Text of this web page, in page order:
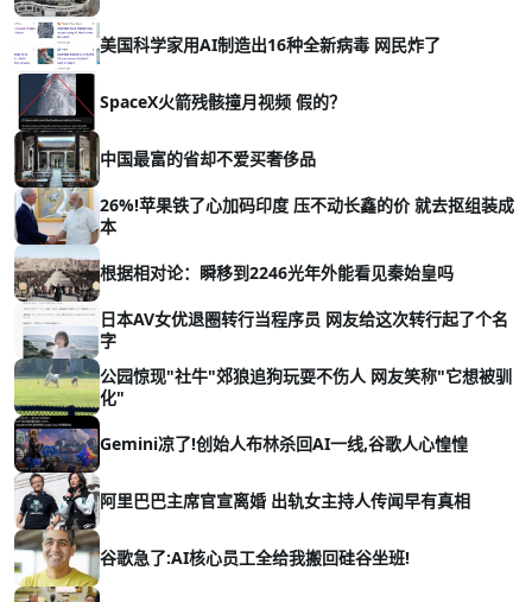
美国科学家用AI制造出16种全新病毒 网民炸了
SpaceX火箭残骸撞月视频 假的？
中国最富的省却不爱买奢侈品
26%!苹果铁了心加码印度 压不动长鑫的价 就去抠组装成
本
根据相对论：瞬移到2246光年外能看见秦始皇吗
日本AV女优退圈转行当程序员 网友给这次转行起了个名
字
公园惊现"社牛"郊狼追狗玩耍不伤人 网友笑称"它想被驯
化"
Gemini凉了!创始人布林杀回AI一线,谷歌人心惶惶
阿里巴巴主席官宣离婚 出轨女主持人传闻早有真相
谷歌急了:AI核心员工全给我搬回硅谷坐班!